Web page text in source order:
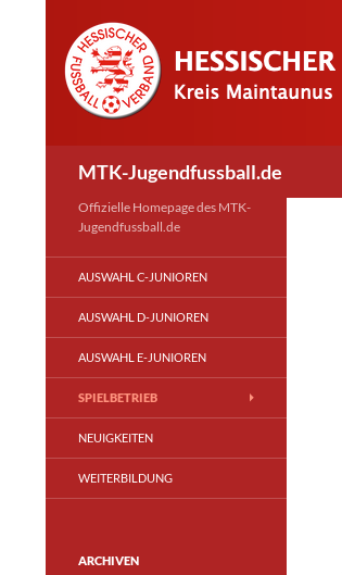
MTK-Jugendfussball.de
Offizielle Homepage des MTK-
Jugendfussball.de
AUSWAHL C-JUNIOREN
AUSWAHL D-JUNIOREN
AUSWAHL E-JUNIOREN
SPIELBETRIEB
NEUIGKEITEN
WEITERBILDUNG
ARCHIVEN